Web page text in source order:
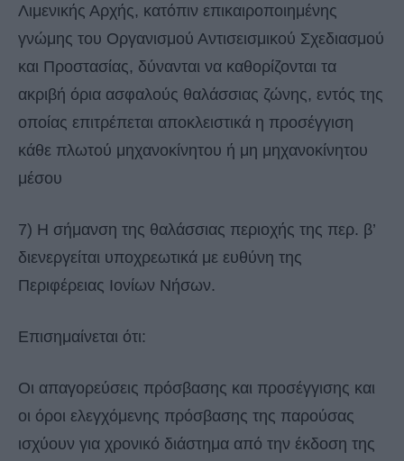
Λιμενικής Αρχής, κατόπιν επικαιροποιημένης
γνώμης του Οργανισμού Αντισεισμικού Σχεδιασμού
και Προστασίας, δύνανται να καθορίζονται τα
ακριβή όρια ασφαλούς θαλάσσιας ζώνης, εντός της
οποίας επιτρέπεται αποκλειστικά η προσέγγιση
κάθε πλωτού μηχανοκίνητου ή μη μηχανοκίνητου
μέσου
7) Η σήμανση της θαλάσσιας περιοχής της περ. β’
διενεργείται υποχρεωτικά με ευθύνη της
Περιφέρειας Ιονίων Νήσων.
Επισημαίνεται ότι:
Οι απαγορεύσεις πρόσβασης και προσέγγισης και
οι όροι ελεγχόμενης πρόσβασης της παρούσας
ισχύουν για χρονικό διάστημα από την έκδοση της